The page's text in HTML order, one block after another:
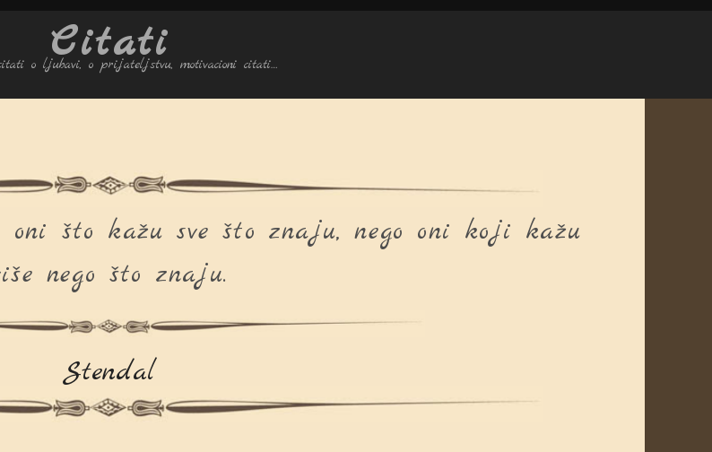
Citati
o ljubavi, o prijateljstvu, motivacioni citati…
što kažu sve što znaju, nego oni koji kažu
nego što znaju.
Stendal